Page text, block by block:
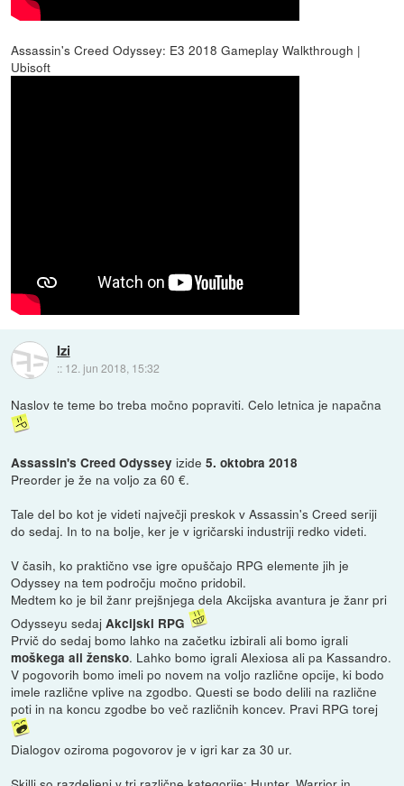
Assassin's Creed Odyssey: E3 2018 Gameplay Walkthrough |
Ubisoft
Izi
:: 12. jun 2018, 15:32
Naslov te teme bo treba močno popraviti. Celo letnica je napačna
Assassin's Creed Odyssey izide5. oktobra 2018
Preorder je že na voljo za 60 €.
Tale del bo kot je videti največji preskok v Assassin's Creed seriji
do sedaj. In to na bolje, ker je v igričarski industriji redko videti.
V časih, ko praktično vse igre opuščajo RPG elemente jih je
Odyssey na tem področju močno pridobil.
Medtem ko je bil žanr prejšnjega dela Akcijska avantura je žanr pri
Odysseyu sedajAkcijski RPG
Prvič do sedaj bomo lahko na začetku izbirali ali bomo igrali
moškega ali žensko. Lahko bomo igrali Alexiosa ali pa Kassandro.
V pogovorih bomo imeli po novem na voljo različne opcije, ki bodo
imele različne vplive na zgodbo. Questi se bodo delili na različne
poti in na koncu zgodbe bo več različnih koncev. Pravi RPG torej
Dialogov oziroma pogovorov je v igri kar za 30 ur.